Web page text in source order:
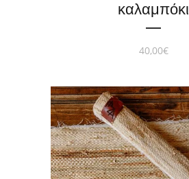
καλαμπόκι
40,00€